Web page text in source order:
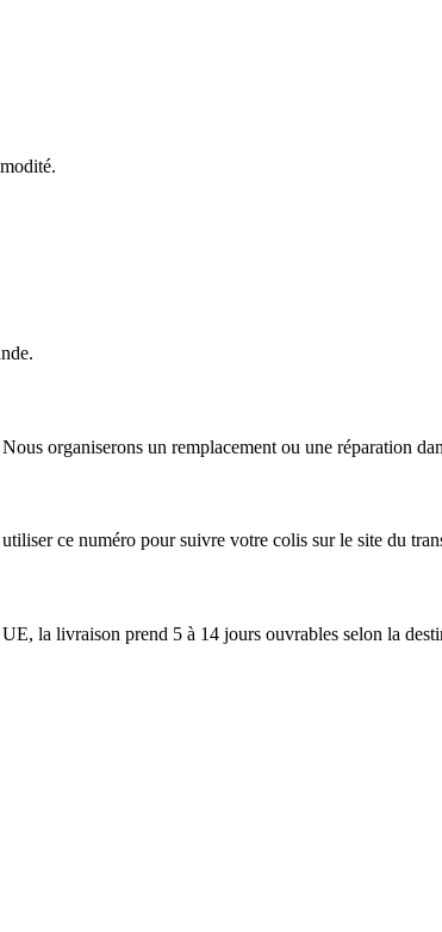
organiserons un remplacement ou une réparation
ce numéro pour suivre votre colis sur le site du
la livraison prend 5 à 14 jours ouvrables selon la